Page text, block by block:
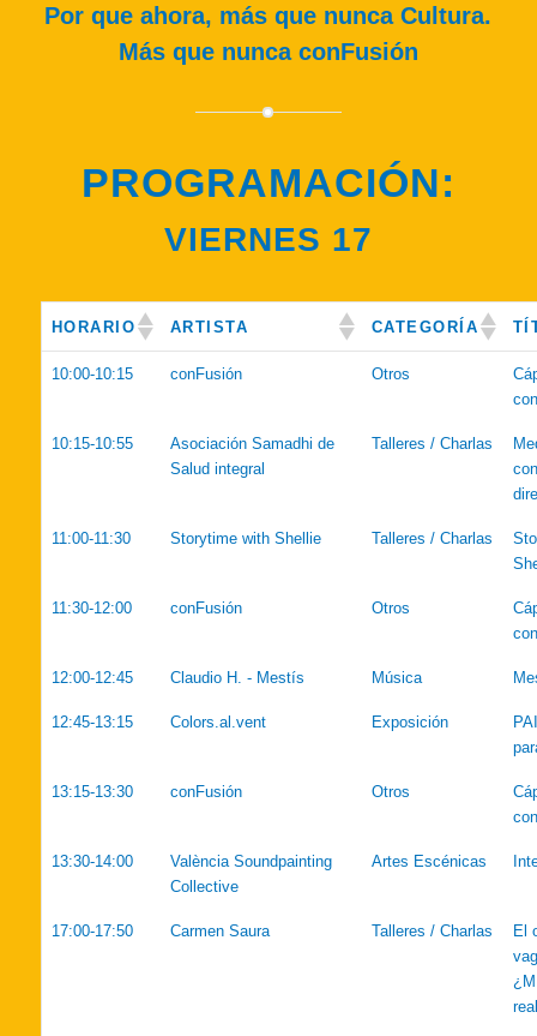
Por que ahora, más que nunca Cultura.
Más que nunca conFusión
PROGRAMACIÓN:
VIERNES 17
HORARIO ARTISTA CATEGORÍA
10:00-10:15 conFusión Otros
10:15-10:55
Asociación Samadhi de
Salud integral
Talleres / Charlas
11:00-11:30 Storytime with Shellie Talleres / Charlas
11:30-12:00 conFusión Otros
12:00-12:45 Claudio H. - Mestís Música
12:45-13:15 Colors.al.vent Exposición
13:15-13:30 conFusión Otros
13:30-14:00
València Soundpainting
Collective
Artes Escénicas
17:00-17:50 Carmen Saura Talleres / Charlas
El